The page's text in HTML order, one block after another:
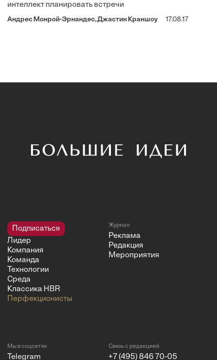
интеллект планировать встречи
Андрес Монрой-Эрнандес, Джастин Краншоу 17.08.17
Подписаться
Лидер
Компания
Команда
Технологии
Среда
Классика HBR
Перфекционисты
Журнал
Реклама
Редакция
Мероприятия
Мы в соцсетях
Telegram
Связь с редакцией
+7 (495) 846 70-05